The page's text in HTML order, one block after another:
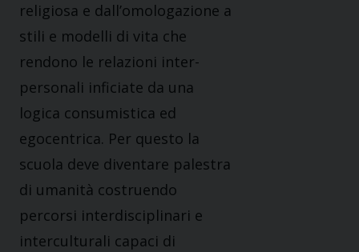
religiosa e dall’omologazione a
stili e modelli di vita che
rendono le relazioni inter-
personali inficiate da una
logica consumistica ed
egocentrica. Per questo la
scuola deve diventare palestra
di umanità costruendo
percorsi interdisciplinari e
interculturali capaci di